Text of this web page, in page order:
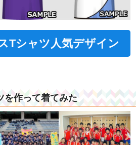
Tシャツ人気デザイン
を作って着てみた